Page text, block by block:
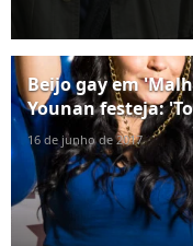
Beijo gay em
Younan festeja:
16 de junho de 2017